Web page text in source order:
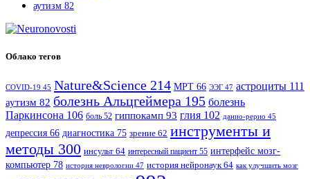
аутизм 82
Облако тегов
COVID-19 45 Nature&Science 214 МРТ 66 ЭЭГ 47 астроциты 111
аутизм 82 болезнь Альцгеймера 195 болезнь
Паркинсона 106 боль 52 гиппокамп 93 глия 102 данио-рерио 45
депрессия 66 диагностика 75 зрение 62 инструменты и
методы 300 инсульт 64 интересный пациент 55 интерфейс мозг-
компьютер 78 история неврологии 47 история нейронаук 64 как улучшить мозг